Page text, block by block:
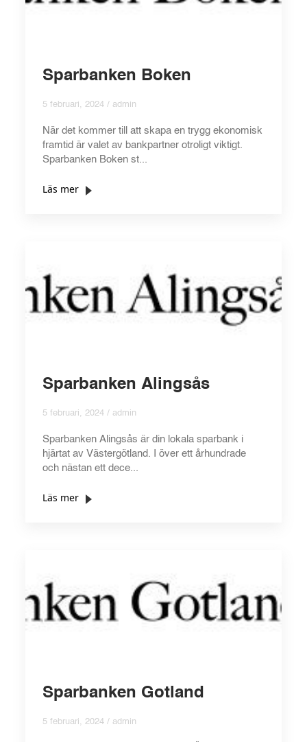
Sparbanken Boken
5 februari, 2024 / admin
När det kommer till att skapa en trygg ekonomisk
framtid är valet av bankpartner otroligt viktigt.
Sparbanken Boken st...
Läs mer
Sparbanken Alingsås
5 februari, 2024 / admin
Sparbanken Alingsås är din lokala sparbank i
hjärtat av Västergötland. I över ett århundrade
och nästan ett dece...
Läs mer
Sparbanken Gotland
5 februari, 2024 / admin